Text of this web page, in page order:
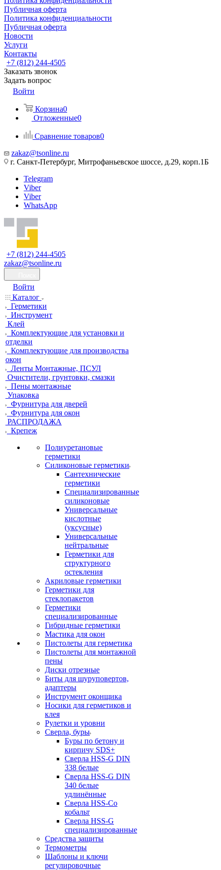
Публичная оферта
Политика конфиденциальности
Публичная оферта
Новости
Услуги
Контакты
+7 (812) 244-4505
Заказать звонок
Задать вопрос
Войти
Корзина0
Отложенные0
Сравнение товаров0
zakaz@tsonline.ru
г. Санкт-Петербург, Митрофаньевское шоссе, д.29, корп.1Б
Telegram
Viber
Viber
WhatsApp
+7 (812) 244-4505
zakaz@tsonline.ru
Войти
Каталог
Герметики
Инструмент
Клей
Комплектующие для установки и
отделки
Комплектующие для производства
окон
Ленты Монтажные, ПСУЛ
Очистители, грунтовки, смазки
Пены монтажные
Упаковка
Фурнитура для дверей
Фурнитура для окон
РАСПРОДАЖА
Крепеж
Полиуретановые
герметики
Силиконовые герметики
Сантехнические
герметики
Специализированные
силиконовые
Универсальные
кислотные
(уксусные)
Универсальные
нейтральные
Герметики для
структурного
остекления
Акриловые герметики
Герметики для
стеклопакетов
Герметики
специализированные
Гибридные герметики
Мастика для окон
Пистолеты для герметика
Пистолеты для монтажной
пены
Диски отрезные
Биты для шуруповертов,
адаптеры
Инструмент оконщика
Носики для герметиков и
клея
Рулетки и уровни
Сверла, буры
Буры по бетону и
кирпичу SDS+
Сверла HSS-G DIN
338 белые
Сверла HSS-G DIN
340 белые
удлинённые
Сверла HSS-Co
кобальт
Сверла HSS-G
специализированные
Средства защиты
Термометры
Шаблоны и ключи
регулировочные